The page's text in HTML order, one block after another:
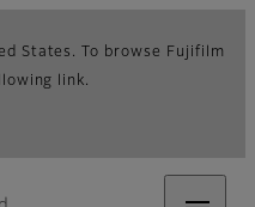
States. To browse Fujifilm
link.